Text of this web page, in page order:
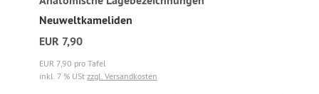
Neuweltkameliden
EUR 7,90
EUR 7,90 pro Tafel
inkl. 7 % USt zzgl. Versandkosten